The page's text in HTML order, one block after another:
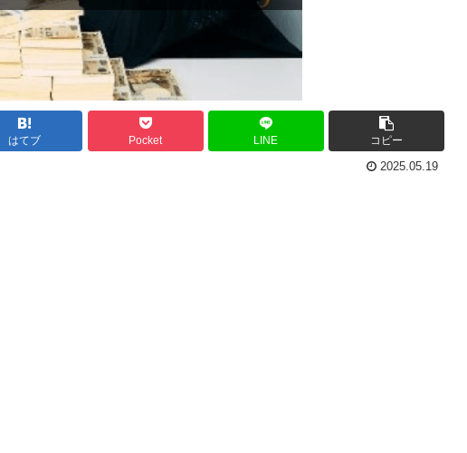
はてブ Pocket LINE コピー
2025.05.19